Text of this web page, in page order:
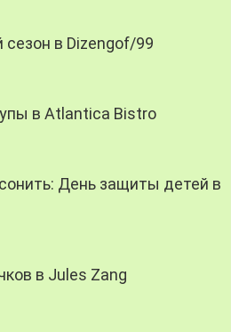
сезон в Dizengof/99
в Atlantica Bistro
День защиты детей в
в Jules Zang